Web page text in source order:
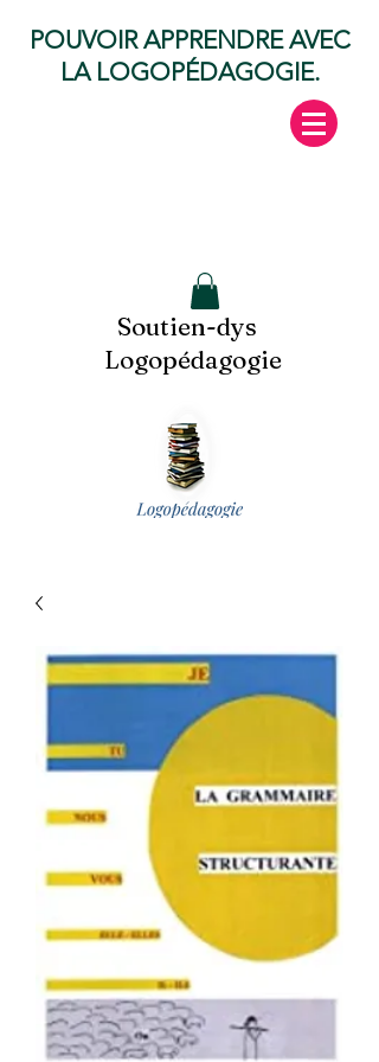
POUVOIR APPRENDRE AVEC
LA LOGOPÉDAGOGIE.
Soutien-dys
Logopédagogie